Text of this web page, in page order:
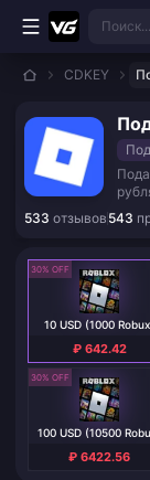
Перейти к основному
Поиск...
CDKEY
без
533 отзывов 543
30% OFF
10 USD (1000
₽ 642.42
30% OFF
100 USD (10500
₽ 6422.56